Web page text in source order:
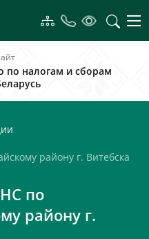
по налогам и сборам
району г. Витебска
по
району г.